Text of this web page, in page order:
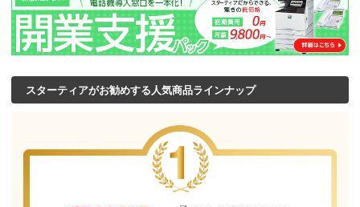
スターティアがお勧めする人気商品ラインナップ